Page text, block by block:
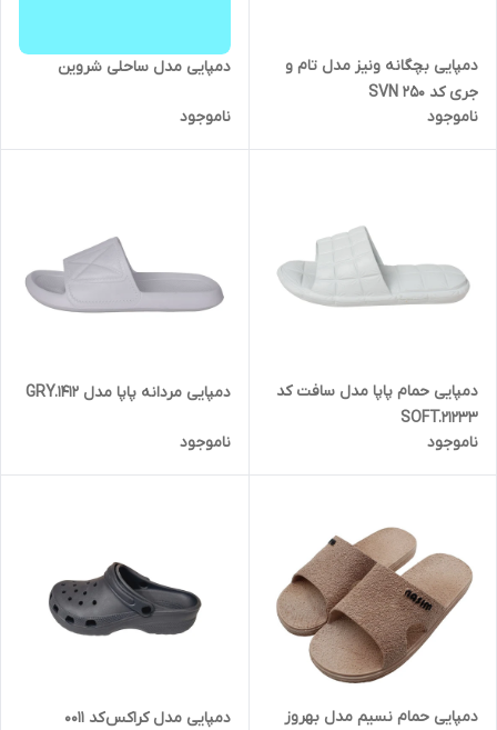
دمپایی بچگانه ونیز مدل تام و
جری کد SVN 250
ناموجود
دمپایی مدل ساحلی شروین
ناموجود
دمپایی حمام پاپا مدل سافت کد
SOFT.21233
ناموجود
دمپایی مردانه پاپا مدل GRY.1412
ناموجود
دمپایی حمام نسیم مدل بهروز
دمپایی مدل کراکس کد 0011